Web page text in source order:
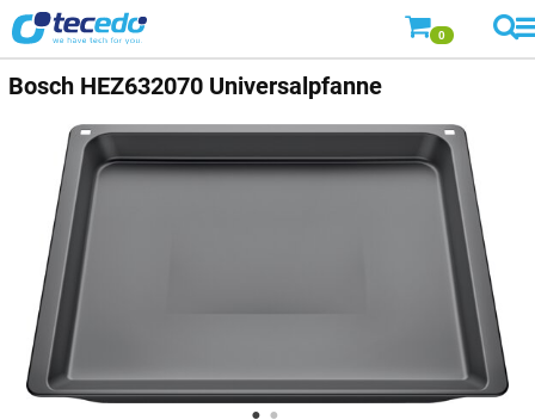
0
Bosch HEZ632070 Universalpfanne